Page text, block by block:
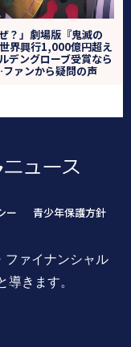
ぜ？」劇場版『鬼滅の
界興行1,000億円超え
デングローブ受賞なら
ァンから疑問の声
ー 青少年保護方針
ファイナンシャル
きます。